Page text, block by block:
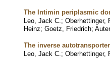
The Intimin periplasmic
Leo, Jack C. ; Oberhettinger,
Heinz; Goetz, Friedrich;
The inverse
Leo, Jack C. ; Oberhettinger,